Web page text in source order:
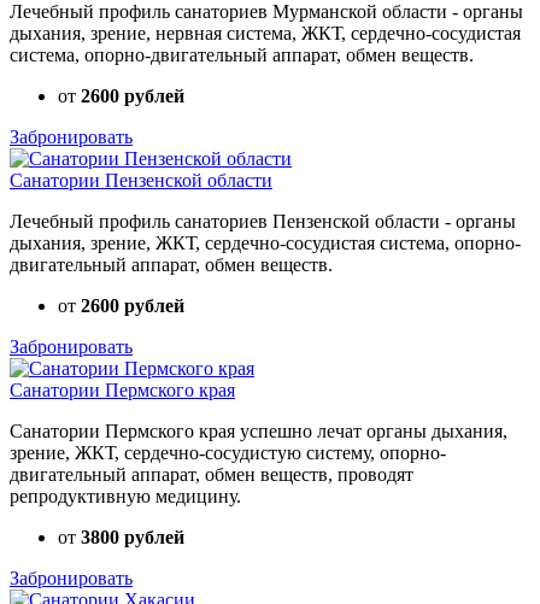
Лечебный профиль санаториев Мурманской области - органы
дыхания, зрение, нервная система, ЖКТ, сердечно-сосудистая
система, опорно-двигательный аппарат, обмен веществ.
от 2600 рублей
Забронировать
Санатории Пензенской области
Лечебный профиль санаториев Пензенской области - органы
дыхания, зрение, ЖКТ, сердечно-сосудистая система, опорно-
двигательный аппарат, обмен веществ.
от 2600 рублей
Забронировать
Санатории Пермского края
Санатории Пермского края успешно лечат органы дыхания,
зрение, ЖКТ, сердечно-сосудистую систему, опорно-
двигательный аппарат, обмен веществ, проводят
репродуктивную медицину.
от 3800 рублей
Забронировать